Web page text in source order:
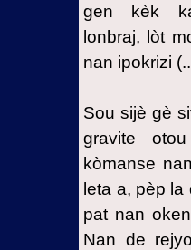
gen kèk
lonbraj, lòt
nan ipokrizi
Sou sijè gè
gravite
kòmanse
leta a, pèp la
pat nan
Nan de